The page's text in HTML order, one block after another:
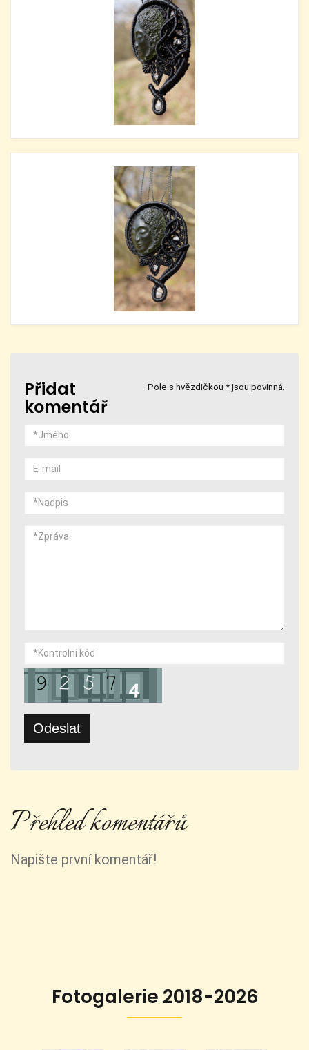
Pole s hvězdičkou * jsou povinná.
Přidat
komentář
Přehled komentářů
Napište první komentář!
Fotogalerie 2018-2026